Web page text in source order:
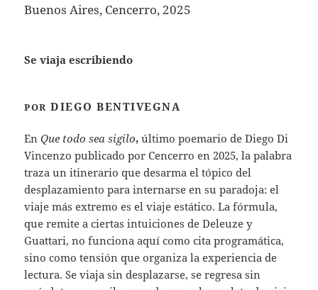
Buenos Aires, Cencerro, 2025
Se viaja escribiendo
POR DIEGO BENTIVEGNA
EnQue todo sea sigilo,último poemario de Diego Di
Vincenzo publicado por Cencerro en 2025, la palabra
traza un itinerario que desarma el tópico del
desplazamiento para internarse en su paradoja: el
viaje más extremo es el viaje estático. La fórmula,
que remite a ciertas intuiciones de Deleuze y
Guattari, no funciona aquí como cita programática,
sino como tensión que organiza la experiencia de
lectura. Se viaja sin desplazarse, se regresa sin